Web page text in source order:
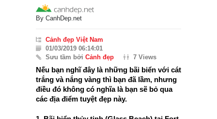
By CanhDep.net
Cảnh đẹp Việt Nam
01/03/2019 06:14:01
Sưu tầm bởi Cảnh đẹp 7 Views
Nếu bạn nghĩ đây là những bãi biển với cát
trắng và nắng vàng thì bạn đã lầm, nhưng
điều đó không có nghĩa là bạn sẽ bỏ qua
các địa điểm tuyệt đẹp này.